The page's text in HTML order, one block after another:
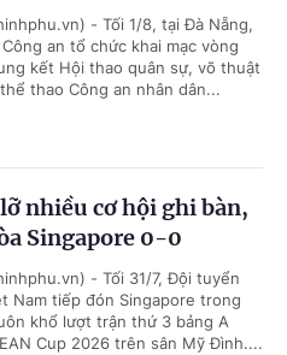
- Tối 1/8, tại Đà Nẵng,
Công an tổ chức khai mạc vòng
kết Hội thao quân sự, võ thuật
thao Công an nhân dân...
nhiều cơ hội ghi bàn,
Singapore 0-0
- Tối 31/7, Đội tuyển
Nam tiếp đón Singapore trong
khổ lượt trận thứ 3 bảng A
Cup 2026 trên sân Mỹ Đình....